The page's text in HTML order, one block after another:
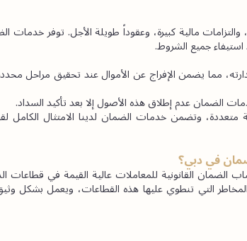
جميع الشروط.
الضمان عدم إطلاق هذه الأصول إلا بعد تأكيد السداد.
في دبي؟